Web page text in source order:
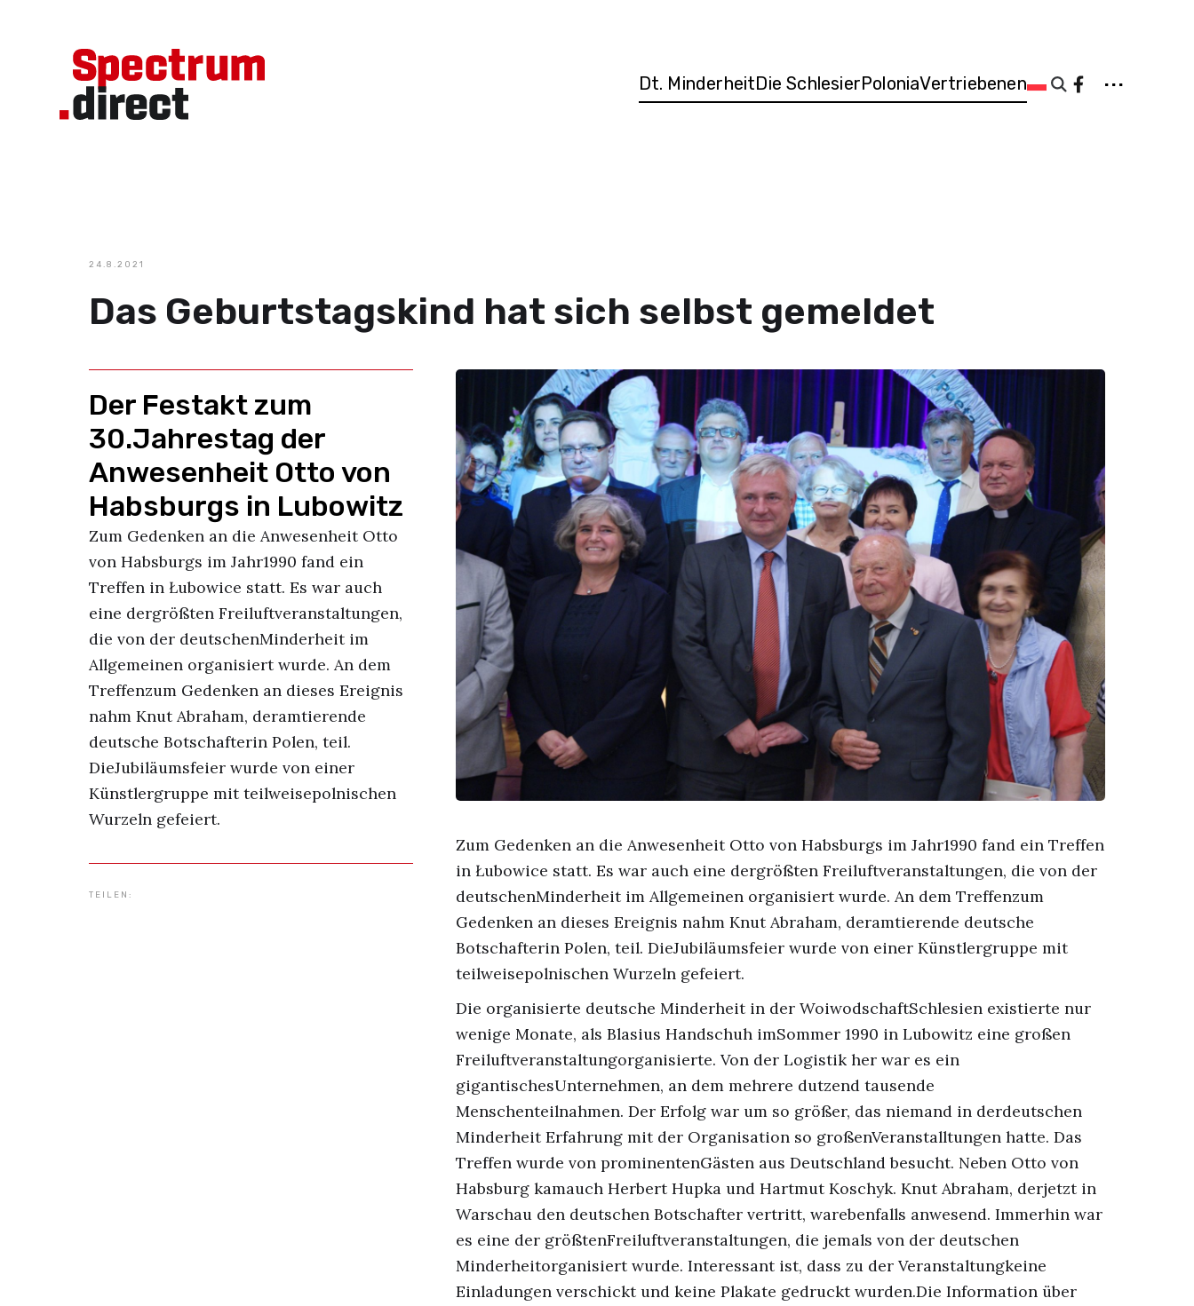
Dt. MinderheitDie SchlesierPoloniaVertriebenen ...
24.8.2021
Das Geburtstagskind hat sich selbst gemeldet
Der Festakt zum
30.Jahrestag der
Anwesenheit Otto von
Habsburgs in Lubowitz
Zum Gedenken an die Anwesenheit Otto
von Habsburgs im Jahr1990 fand ein
Treffen in Łubowice statt. Es war auch
eine dergrößten Freiluftveranstaltungen,
die von der deutschenMinderheit im
Allgemeinen organisiert wurde. An dem
Treffenzum Gedenken an dieses Ereignis
nahm Knut Abraham, deramtierende
deutsche Botschafterin Polen, teil.
DieJubiläumsfeier wurde von einer
Künstlergruppe mit teilweisepolnischen
Wurzeln gefeiert.
TEILEN:
Zum Gedenken an die Anwesenheit Otto von Habsburgs im Jahr1990 fand ein Treffen
in Łubowice statt. Es war auch eine dergrößten Freiluftveranstaltungen, die von der
deutschenMinderheit im Allgemeinen organisiert wurde. An dem Treffenzum
Gedenken an dieses Ereignis nahm Knut Abraham, deramtierende deutsche
Botschafterin Polen, teil. DieJubiläumsfeier wurde von einer Künstlergruppe mit
teilweisepolnischen Wurzeln gefeiert.
Die organisierte deutsche Minderheit in der WoiwodschaftSchlesien existierte nur
wenige Monate, als Blasius Handschuh imSommer 1990 in Lubowitz eine großen
Freiluftveranstaltungorganisierte. Von der Logistik her war es ein
gigantischesUnternehmen, an dem mehrere dutzend tausende
Menschenteilnahmen. Der Erfolg war um so größer, das niemand in derdeutschen
Minderheit Erfahrung mit der Organisation so großenVeranstalltungen hatte. Das
Treffen wurde von prominentenGästen aus Deutschland besucht. Neben Otto von
Habsburg kamauch Herbert Hupka und Hartmut Koschyk. Knut Abraham, derjetzt in
Warschau den deutschen Botschafter vertritt, warebenfalls anwesend. Immerhin war
es eine der größtenFreiluftveranstaltungen, die jemals von der deutschen
Minderheitorganisiert wurde. Interessant ist, dass zu der Veranstaltungkeine
Einladungen verschickt und keine Plakate gedruckt wurden.Die Information über